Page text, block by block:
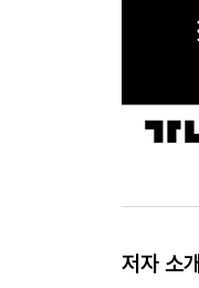
저자 소개